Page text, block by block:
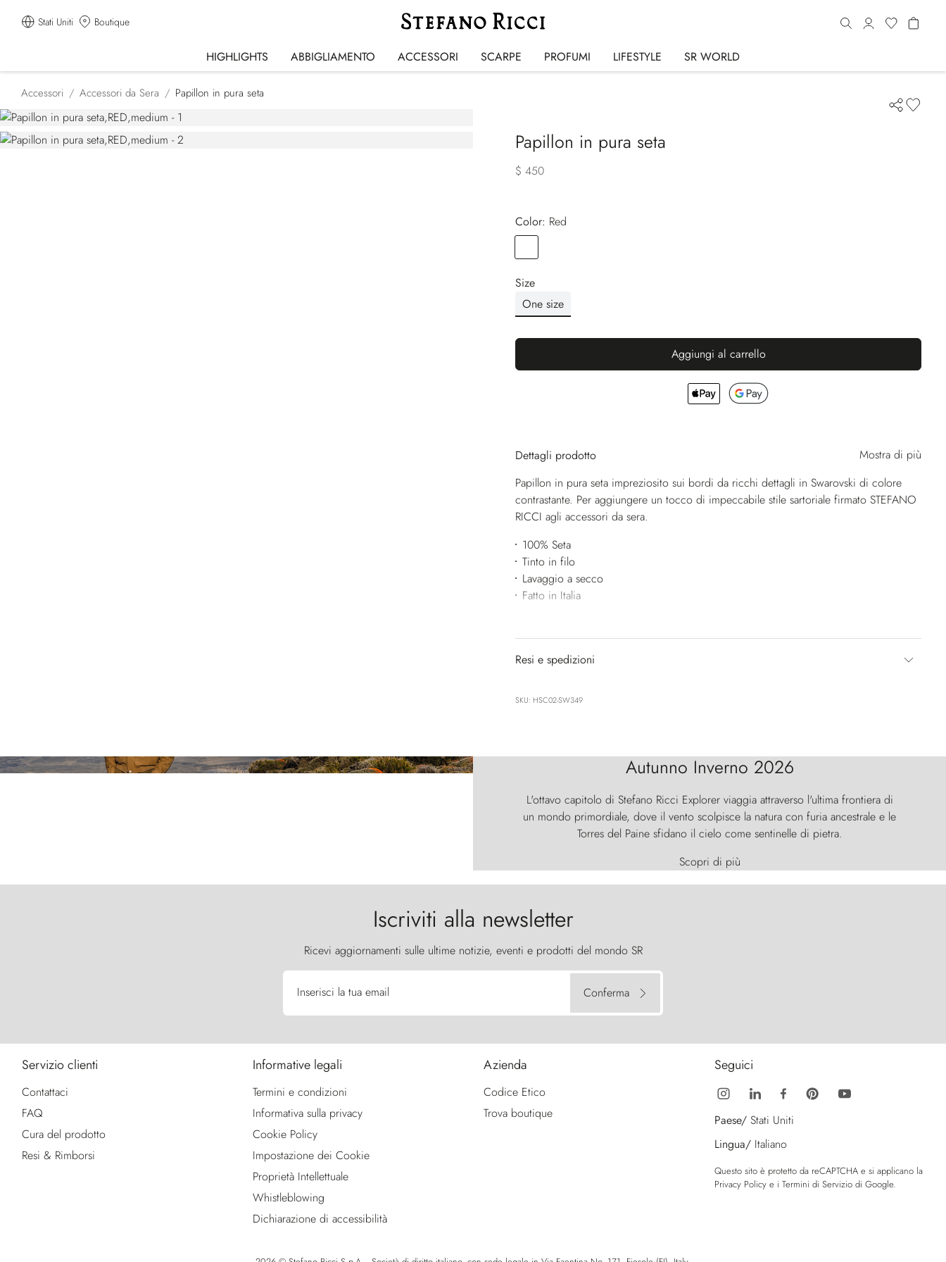
Stati Uniti Boutique
HIGHLIGHTS ABBIGLIAMENTO ACCESSORI SCARPE PROFUMI LIFESTYLE SR WORLD
Accessori Accessori da Sera Papillon in pura seta
Papillon in pura seta
$ 450
Color:
red
Size
One size
Aggiungi al carrello
Dettagli prodotto
Mostra di più
Papillon in pura seta impreziosito sui bordi da ricchi dettagli in Swarovski di colore
contrastante. Per aggiungere un tocco di impeccabile stile sartoriale firmato STEFANO
RICCI agli accessori da sera.
100% Seta
Tinto in filo
Lavaggio a secco
Fatto in Italia
Resi e spedizioni
SKU: HSC02-SW349
Autunno Inverno 2026
L'ottavo capitolo di Stefano Ricci Explorer viaggia attraverso l'ultima frontiera di
un mondo primordiale, dove il vento scolpisce la natura con furia ancestrale e le
Torres del Paine sfidano il cielo come sentinelle di pietra.
Scopri di più
Iscriviti alla newsletter
Ricevi aggiornamenti sulle ultime notizie, eventi e prodotti del mondo SR
Inserisci la tua email Conferma
Servizio clienti
Contattaci
FAQ
Cura del prodotto
Resi & Rimborsi
Informative legali
Termini e condizioni
Informativa sulla privacy
Cookie Policy
Impostazione dei Cookie
Proprietà Intellettuale
Whistleblowing
Dichiarazione di accessibilità
Azienda
Codice Etico
Trova boutique
Seguici
Paese/ Stati Uniti
Lingua/ Italiano
Questo sito è protetto da reCAPTCHA e si applicano la
Privacy Policy e i Termini di Servizio di Google.